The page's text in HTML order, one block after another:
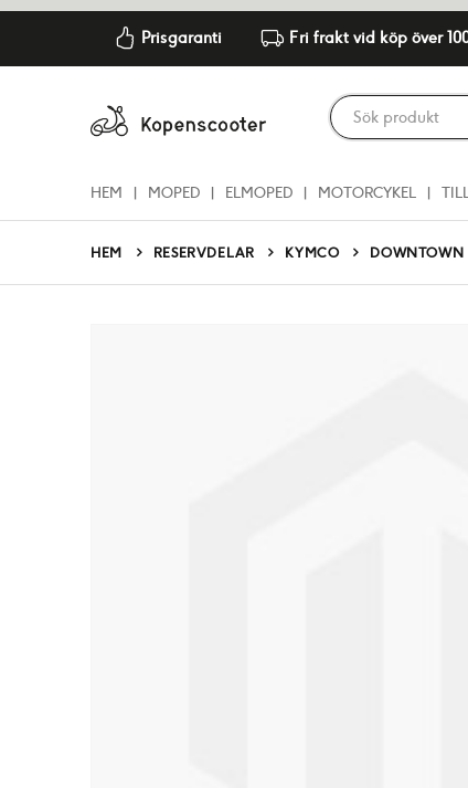
Prisgaranti Fri frakt vid köp över
HEM MOPED ELMOPED MOTORCYKEL
HEM RESERVDELAR KYMCO DOWNTOWN